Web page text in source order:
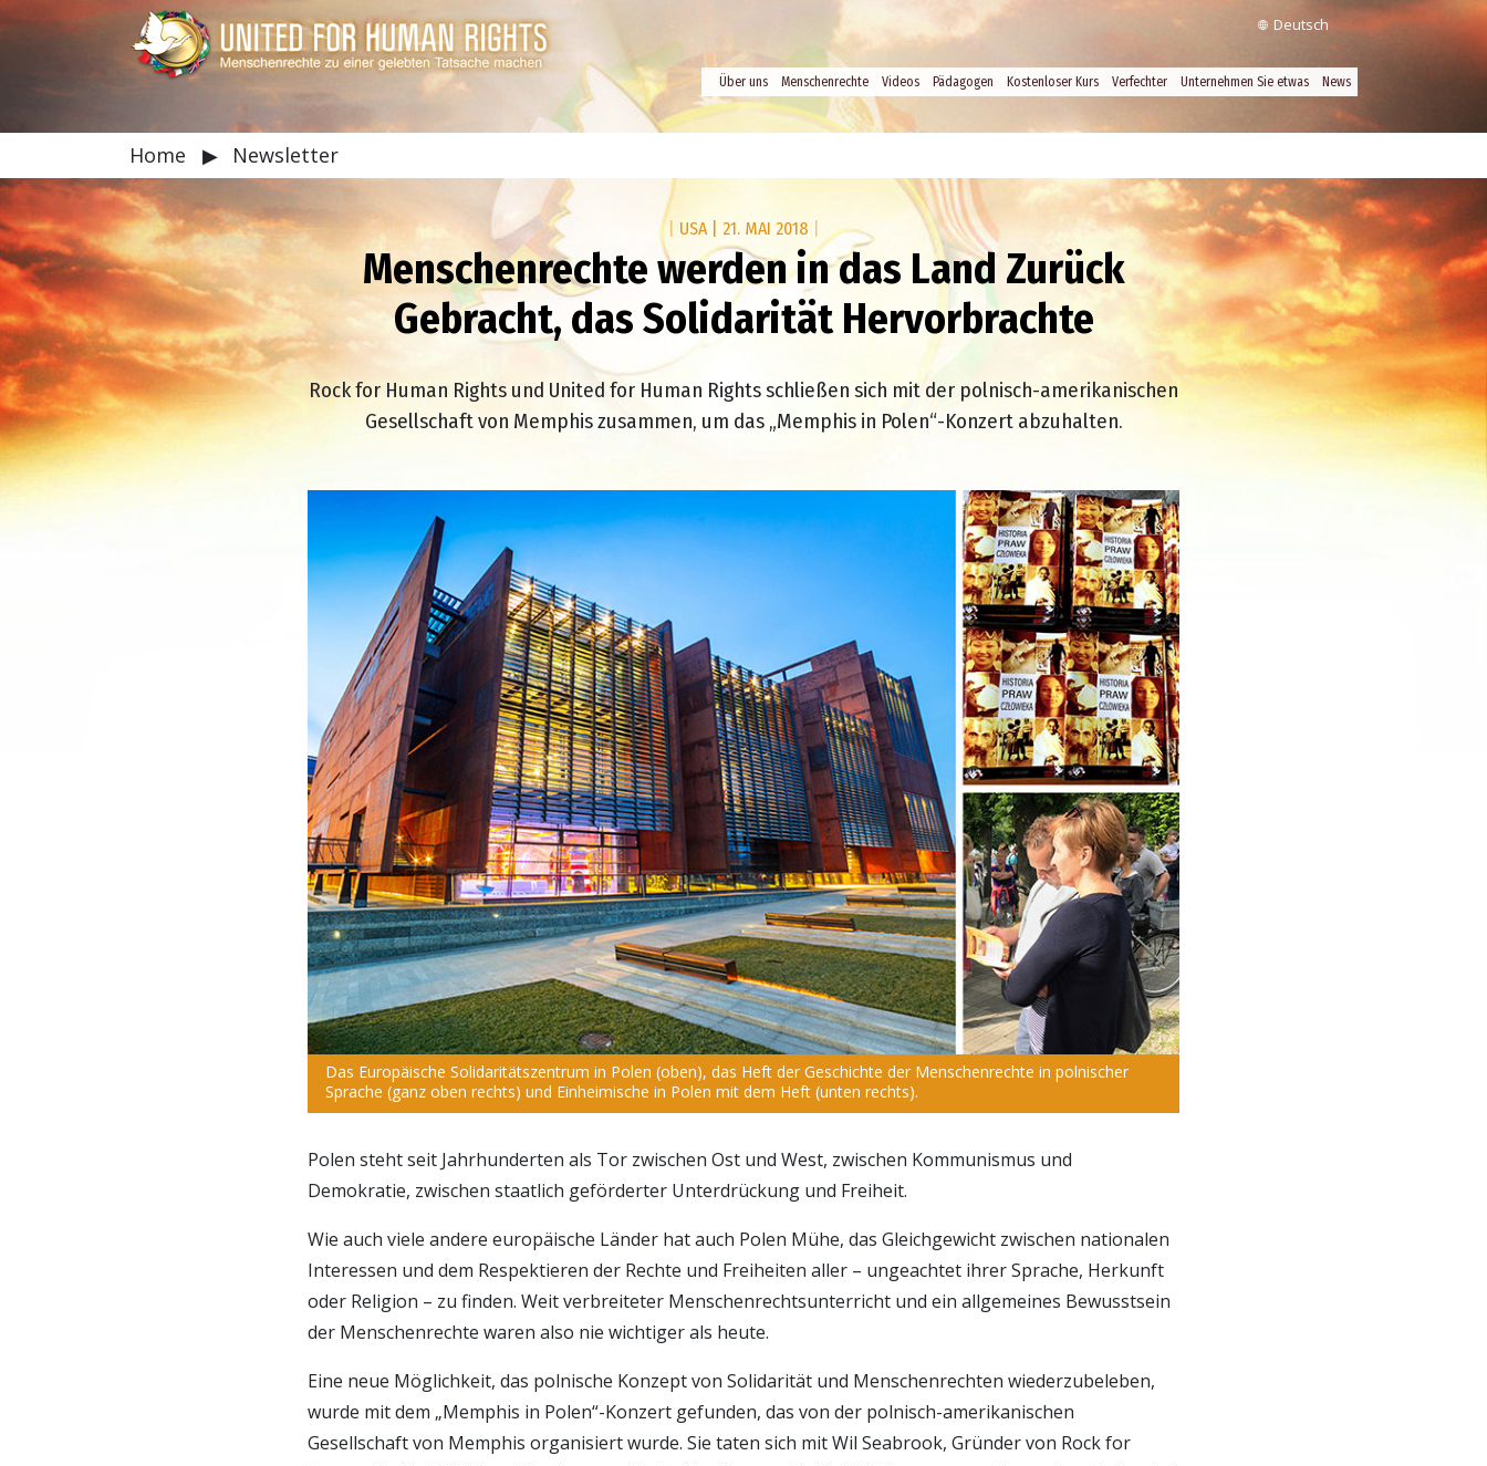
Deutsch
Über uns Menschenrechte Videos Pädagogen Kostenloser Kurs Verfechter Unternehmen Sie etwas News
Home ▶ Newsletter
USA 21. MAI 2018
Menschenrechte werden in das Land Zurück
Gebracht, das Solidarität Hervorbrachte
Rock for Human Rights und United for Human Rights schließen sich mit der polnisch-amerikanischen
Gesellschaft von Memphis zusammen, um das „Memphis in Polen“-Konzert abzuhalten.
Das Europäische Solidaritätszentrum in Polen (oben), das Heft der Geschichte der Menschenrechte in polnischer
Sprache (ganz oben rechts) und Einheimische in Polen mit dem Heft (unten rechts).
Polen steht seit Jahrhunderten als Tor zwischen Ost und West, zwischen Kommunismus und
Demokratie, zwischen staatlich geförderter Unterdrückung und Freiheit.
Wie auch viele andere europäische Länder hat auch Polen Mühe, das Gleichgewicht zwischen nationalen
Interessen und dem Respektieren der Rechte und Freiheiten aller – ungeachtet ihrer Sprache, Herkunft
oder Religion – zu finden. Weit verbreiteter Menschenrechtsunterricht und ein allgemeines Bewusstsein
der Menschenrechte waren also nie wichtiger als heute.
Eine neue Möglichkeit, das polnische Konzept von Solidarität und Menschenrechten wiederzubeleben,
wurde mit dem „Memphis in Polen“-Konzert gefunden, das von der polnisch-amerikanischen
Gesellschaft von Memphis organisiert wurde. Sie taten sich mit Wil Seabrook, Gründer von Rock for